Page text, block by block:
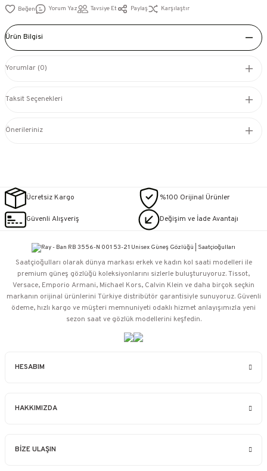
Yorum Yaz Tavsiye Et Paylaş Karşılaştır
Ürün Bilgisi
Yorumlar (0)
Taksit Seçenekleri
Önerileriniz
Ücretsiz Kargo %100 Orijinal Ürünler
Güvenli Alışveriş Değişim ve İade Avantajı
HESABIM
HAKKIMIZDA
BİZE ULAŞIN
Saatçioğulları⁠ olarak dünya markası erkek ve kadın kol saati modelleri ile
premium güneş gözlüğü koleksiyonlarını sizlerle buluşturuyoruz. Tissot,
Versace, Emporio Armani, Michael Kors, Calvin Klein ve daha birçok seçkin
markanın orijinal ürünlerini Türkiye distribütör garantisiyle sunuyoruz. Güvenli
ödeme, hızlı kargo ve müşteri memnuniyeti odaklı hizmet anlayışımızla yeni
sezon saat ve gözlük modellerini keşfedin.